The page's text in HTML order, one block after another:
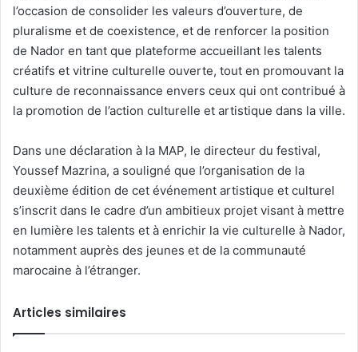
l’occasion de consolider les valeurs d’ouverture, de
pluralisme et de coexistence, et de renforcer la position
de Nador en tant que plateforme accueillant les talents
créatifs et vitrine culturelle ouverte, tout en promouvant la
culture de reconnaissance envers ceux qui ont contribué à
la promotion de l’action culturelle et artistique dans la ville.
Dans une déclaration à la MAP, le directeur du festival,
Youssef Mazrina, a souligné que l’organisation de la
deuxième édition de cet événement artistique et culturel
s’inscrit dans le cadre d’un ambitieux projet visant à mettre
en lumière les talents et à enrichir la vie culturelle à Nador,
notamment auprès des jeunes et de la communauté
marocaine à l’étranger.
Articles similaires